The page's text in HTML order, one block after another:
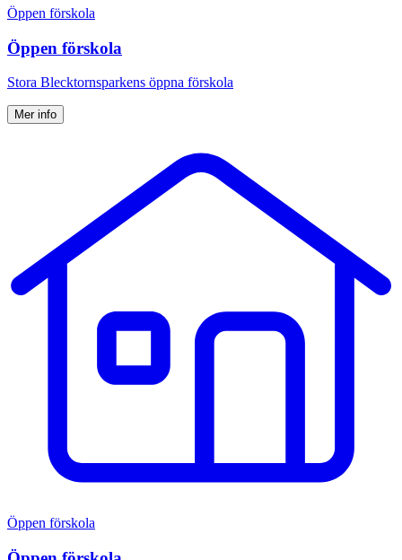
Öppen förskola
Öppen förskola
Stora Blecktornsparkens öppna förskola
Mer info
Öppen förskola